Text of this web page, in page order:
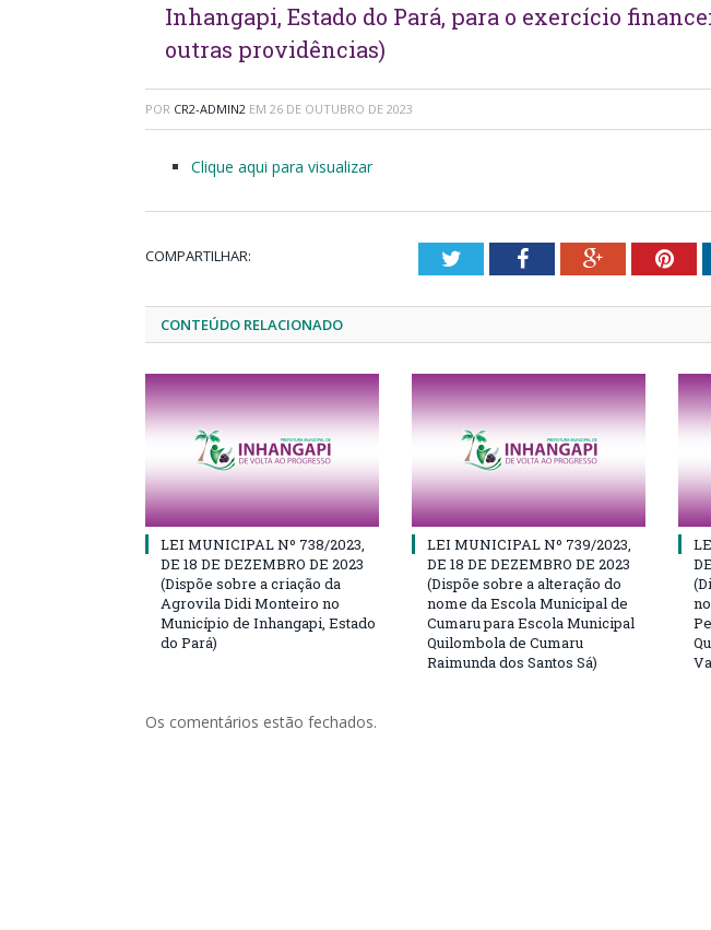
Inhangapi, Estado do Pará, para o exercício
outras providências)
POR CR2-ADMIN2 EM 26 DE OUTUBRO DE 2023
Clique aqui para visualizar
COMPARTILHAR: TwitterFacebookGoogle+
CONTEÚDO RELACIONADO
LEI MUNICIPAL Nº 738/2023,
DE 18 DE DEZEMBRO DE 2023
(Dispõe sobre a criação da
Agrovila Didi Monteiro no
Município de Inhangapi, Estado
do Pará)
LEI MUNICIPAL Nº 739/2023,
DE 18 DE DEZEMBRO DE 2023
(Dispõe sobre a alteração do
nome da Escola Municipal de
Cumaru para Escola Municipal
Quilombola de Cumaru
Raimunda dos Santos Sá)
Os comentários estão fechados.